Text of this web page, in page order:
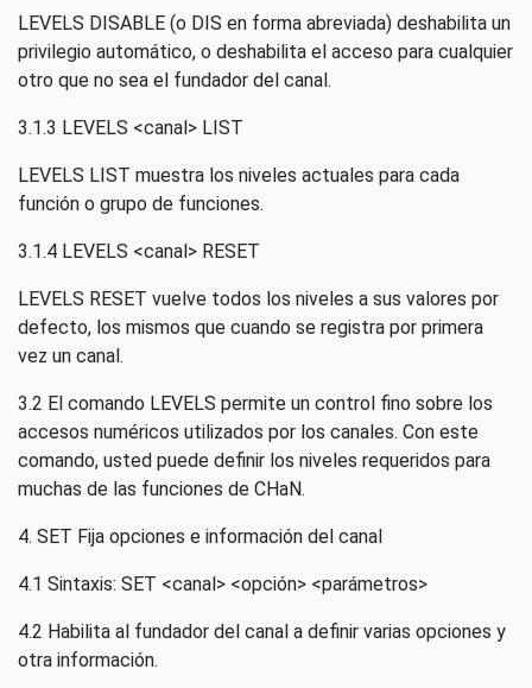
LEVELS DISABLE (o DIS en forma abreviada) deshabilita un
privilegio automático, o deshabilita el acceso para cualquier
otro que no sea el fundador del canal.
3.1.3 LEVELS <canal> LIST
LEVELS LIST muestra los niveles actuales para cada
función o grupo de funciones.
3.1.4 LEVELS <canal> RESET
LEVELS RESET vuelve todos los niveles a sus valores por
defecto, los mismos que cuando se registra por primera
vez un canal.
3.2 El comando LEVELS permite un control fino sobre los
accesos numéricos utilizados por los canales. Con este
comando, usted puede definir los niveles requeridos para
muchas de las funciones de CHaN.
4. SET Fija opciones e información del canal
4.1 Sintaxis: SET <canal> <opción> <parámetros>
4.2 Habilita al fundador del canal a definir varias opciones y
otra información.